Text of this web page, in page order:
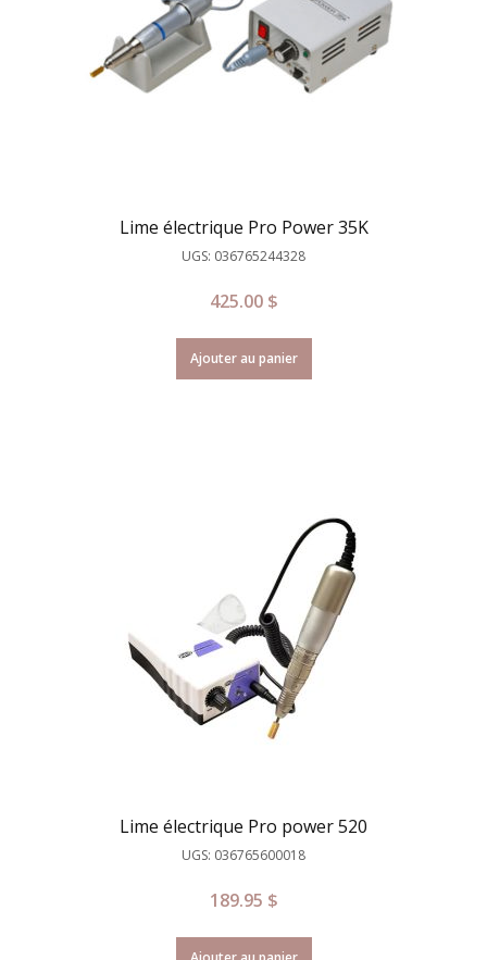
Lime électrique Pro Power 35K
UGS: 036765244328
425.00 $
Ajouter au panier
Lime électrique Pro power 520
UGS: 036765600018
189.95 $